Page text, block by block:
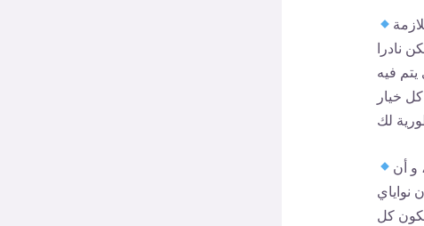
نادرا
فيه
خيار
و أن
نواياي
كل